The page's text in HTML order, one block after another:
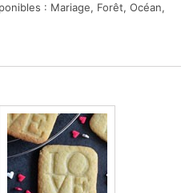
: Mariage, Forêt, Océan,